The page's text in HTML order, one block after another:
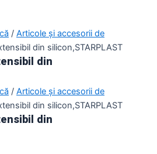
/ Articole și accesorii de
din silicon,STARPLAST
din
/ Articole și accesorii de
din silicon,STARPLAST
din